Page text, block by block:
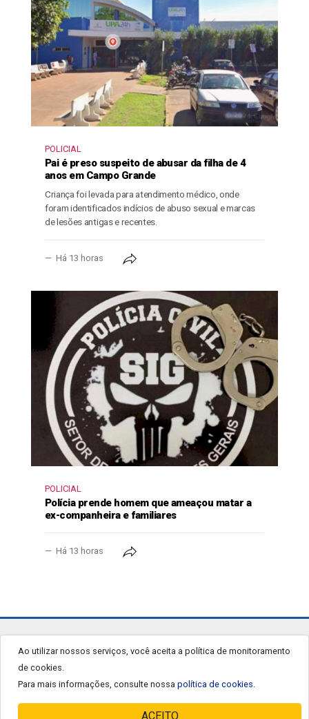
POLICIAL
Pai é preso suspeito de abusar da filha de 4
anos em Campo Grande
Criança foi levada para atendimento médico, onde
foram identificados indícios de abuso sexual e marcas
de lesões antigas e recentes.
Há 13 horas
POLICIAL
Polícia prende homem que ameaçou matar a
ex-companheira e familiares
Há 13 horas
Ao utilizar nossos serviços, você aceita a política de monitoramento
de cookies.
Para mais informações, consulte nossa política de cookies.
ACEITO
jornalgrandourados.com.br